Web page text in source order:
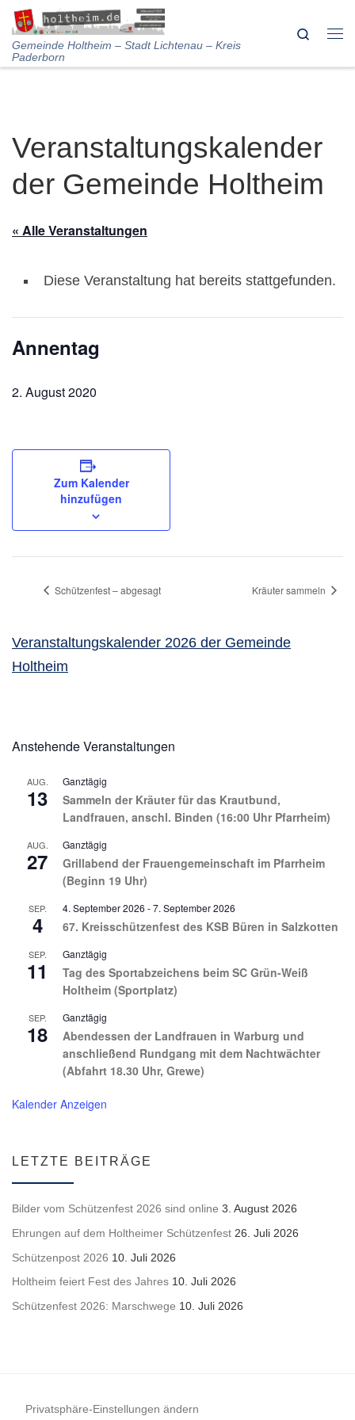
Skip to content
Gemeinde Holtheim – Stadt Lichtenau – Kreis
Paderborn
Search
Veranstaltungskalender
der Gemeinde Holtheim
« Alle Veranstaltungen
Diese Veranstaltung hat bereits stattgefunden.
Annentag
2. August 2020
Zum Kalender
hinzufügen
Schützenfest – abgesagt Kräuter sammeln
Veranstaltungskalender 2026 der Gemeinde
Holtheim
Anstehende Veranstaltungen
AUG.
13
Ganztägig
Sammeln der Kräuter für das Krautbund,
Landfrauen, anschl. Binden (16:00 Uhr Pfarrheim)
AUG.
27
Ganztägig
Grillabend der Frauengemeinschaft im Pfarrheim
(Beginn 19 Uhr)
SEP.
4
4. September 2026 -7. September 2026
67. Kreisschützenfest des KSB Büren in Salzkotten
SEP.
11
Ganztägig
Tag des Sportabzeichens beim SC Grün-Weiß
Holtheim (Sportplatz)
SEP.
18
Ganztägig
Abendessen der Landfrauen in Warburg und
anschließend Rundgang mit dem Nachtwächter
(Abfahrt 18.30 Uhr, Grewe)
Kalender Anzeigen
LETZTE BEITRÄGE
Bilder vom Schützenfest 2026 sind online 3. August 2026
Ehrungen auf dem Holtheimer Schützenfest 26. Juli 2026
Schützenpost 2026 10. Juli 2026
Holtheim feiert Fest des Jahres 10. Juli 2026
Schützenfest 2026: Marschwege 10. Juli 2026
Privatsphäre-Einstellungen ändern